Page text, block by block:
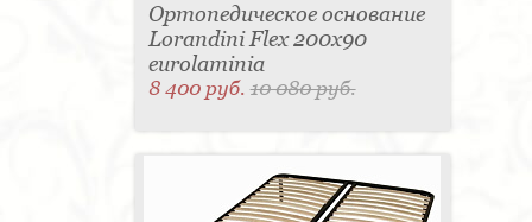
Ортопедическое основание
Lorandini Flex 200x90
eurolaminia
8 400 руб.10 080 руб.